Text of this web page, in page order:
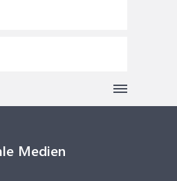
Medien